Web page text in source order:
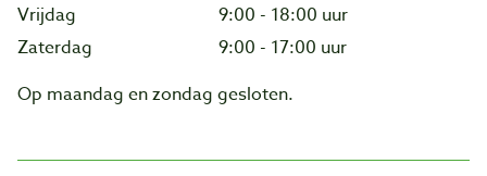
Vrijdag
9:00 - 18:00 uur
Zaterdag
9:00 - 17:00 uur
Op maandag en zondag gesloten.